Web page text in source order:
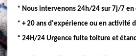
* Nous intervenons 24h/24 sur 7j/7 en
* + 20 ans d'expérience ou en activité
* 24H/24 Urgence fuite toiture et